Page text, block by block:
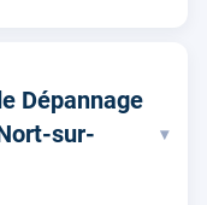
Dépannage
sur-
▾